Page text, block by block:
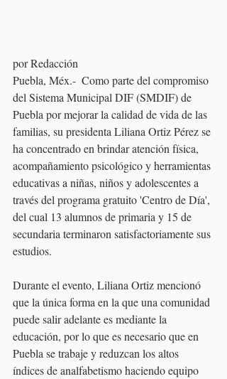
por Redacción
Puebla, Méx.-  Como parte del compromiso
del Sistema Municipal DIF (SMDIF) de
Puebla por mejorar la calidad de vida de las
familias, su presidenta Liliana Ortiz Pérez se
ha concentrado en brindar atención física,
acompañamiento psicológico y herramientas
educativas a niñas, niños y adolescentes a
través del programa gratuito 'Centro de Día',
del cual 13 alumnos de primaria y 15 de
secundaria terminaron satisfactoriamente sus
estudios.
Durante el evento, Liliana Ortiz mencionó
que la única forma en la que una comunidad
puede salir adelante es mediante la
educación, por lo que es necesario que en
Puebla se trabaje y reduzcan los altos
índices de analfabetismo haciendo equipo